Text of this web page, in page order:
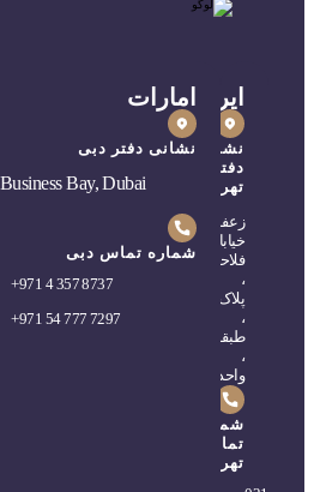
ایران
نشانی
دفتر
تهران
زعفرانیه،
خیابان
فلاحی
،
،
،
واحد۴
شماره
تماس
تهران
امارات
نشانی دفتر دبی
Bay, Dubai
شماره تماس دبی
+971 4 357 8737
+971 54 777 7297